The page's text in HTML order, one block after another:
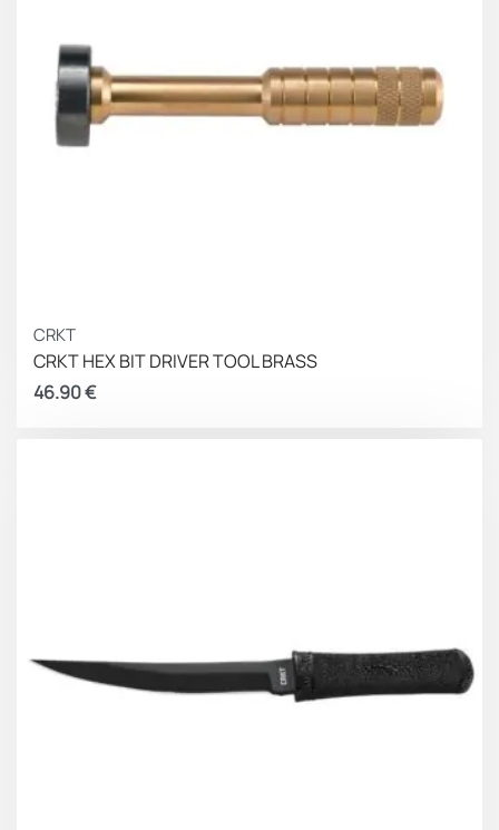
CRKT
CRKT HEX BIT DRIVER TOOL BRASS
46.90€